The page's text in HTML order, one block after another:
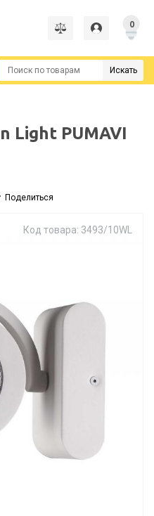
0
Искать
Light PUMAVI
Поделиться
Код товара: 3493/10WL